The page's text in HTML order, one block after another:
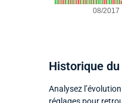
Historique
Analysez